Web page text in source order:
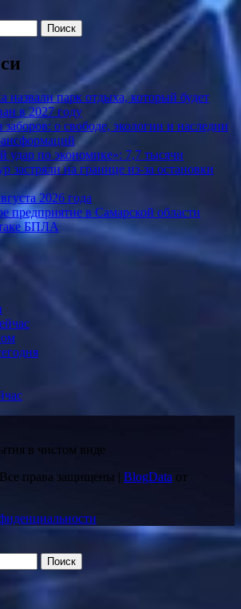
назвали парк отдыха, который будет
в 2027 году
о свободе, экологии и наследии
удар по экономике»: 7,7 тысячи
застряли на границе из-за остановки
2026 года
предприятие в Самарской области
БПЛА
в чистом виде
права защищены | BlogData от